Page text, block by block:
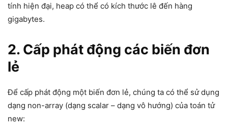
tính hiện đại, heap có thể có kích thước lê đến hàng
gigabytes.
2. Cấp phát động các biến đơn
lẻ
Để cấp phát động một biến đơn lẻ, chúng ta có thể sử dụng
dạng non-array (dạng scalar – dạng vô hướng) của toán tử
new: